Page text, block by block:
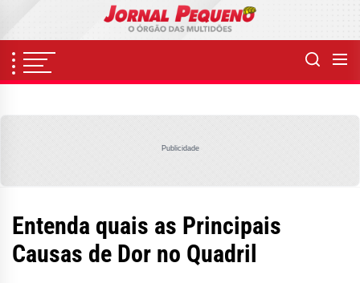
content
Publicidade
Entenda quais as Principais
Causas de Dor no Quadril